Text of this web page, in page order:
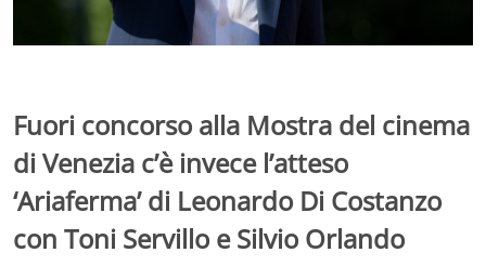
Fuori concorso alla Mostra del cinema
di Venezia c’è invece l’atteso
‘Ariaferma’ di Leonardo Di Costanzo
con Toni Servillo e Silvio Orlando